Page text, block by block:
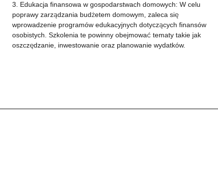
3. Edukacja finansowa w gospodarstwach domowych: W celu
poprawy zarządzania budżetem domowym, zaleca się
wprowadzenie programów edukacyjnych dotyczących finansów
osobistych. Szkolenia te powinny obejmować tematy takie jak
oszczędzanie, inwestowanie oraz planowanie wydatków.